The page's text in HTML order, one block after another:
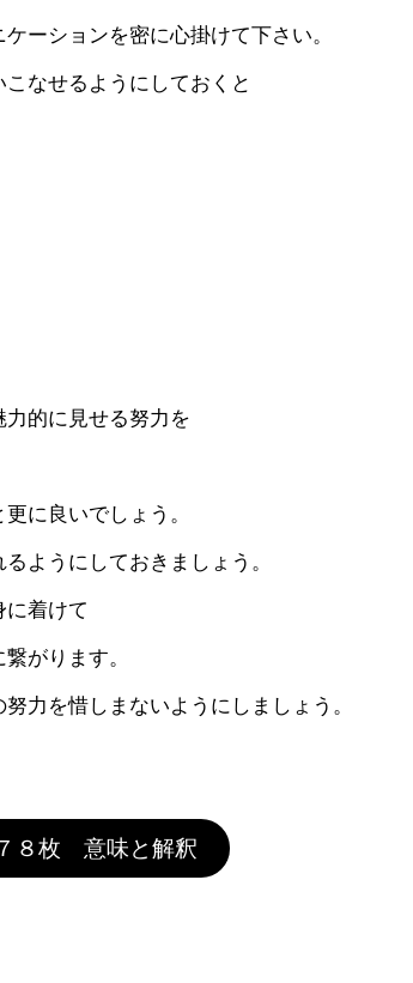
ーションを密に心掛けて下さい。
なせるようにしておくと
的に見せる努力を
に良いでしょう。
ようにしておきましょう。
着けて
がります。
力を惜しまないようにしましょう。
８枚 意味と解釈